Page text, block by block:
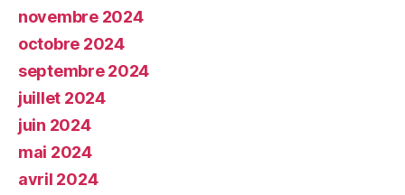
novembre 2024
octobre 2024
septembre 2024
juillet 2024
juin 2024
mai 2024
avril 2024